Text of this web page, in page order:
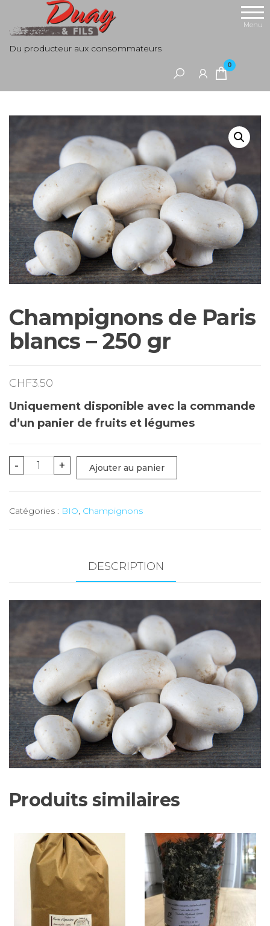
Du producteur aux consommateurs
0
Menu
Champignons de Paris
blancs – 250 gr
CHF3.50
Uniquement disponible avec la commande
d’un panier de fruits et légumes
-
quantité
de
gr
+ Ajouter au panier
Catégories : BIO, Champignons
DESCRIPTION
Produits similaires